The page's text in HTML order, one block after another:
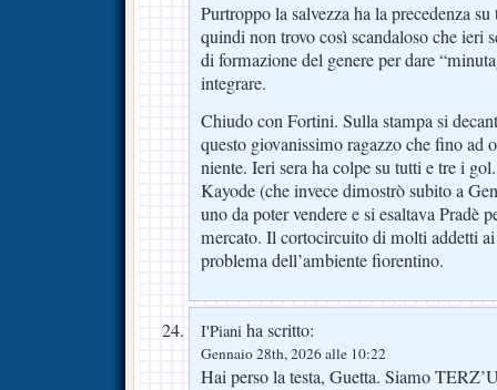
Purtroppo la salvezza ha la precedenza
quindi non trovo così scandaloso che ieri
di formazione del genere per dare
integrare.
Chiudo con Fortini. Sulla stampa si
questo giovanissimo ragazzo che fino ad
niente. Ieri sera ha colpe su tutti e tre i
Kayode (che invece dimostrò subito a
uno da poter vendere e si esaltava Pradè
mercato. Il cortocircuito di molti addetti
problema dell’ambiente fiorentino.
I'Piani ha scritto:
Gennaio 28th, 2026 alle 10:22
Hai perso la testa, Guetta. Siamo